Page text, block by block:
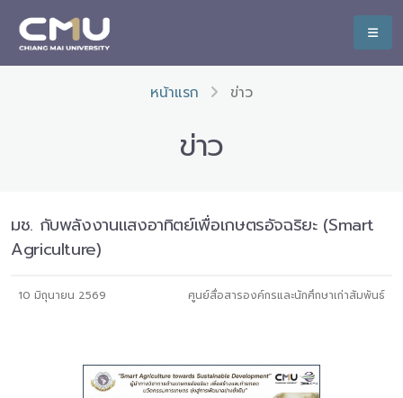
หน้าแรก ข่าว
ข่าว
มช. กับพลังงานแสงอาทิตย์เพื่อเกษตรอัจฉริยะ (Smart
Agriculture)
10 มิถุนายน 2569 ศูนย์สื่อสารองค์กรและนักศึกษาเก่าสัมพันธ์